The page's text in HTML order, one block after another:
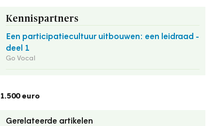
Kennispartners
Een participatiecultuur uitbouwen: een leidraad -
deel 1
Go Vocal
1.500 euro
Gerelateerde artikelen